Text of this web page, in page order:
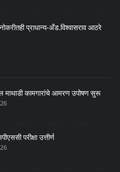
प्राधान्य-अँड.विश्वासराव आठरे
माथाडी कामगारांचे आमरण उपोषण सुरू
परीक्षा उत्तीर्ण